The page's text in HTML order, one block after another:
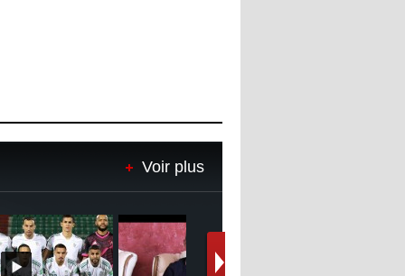
Voir plus